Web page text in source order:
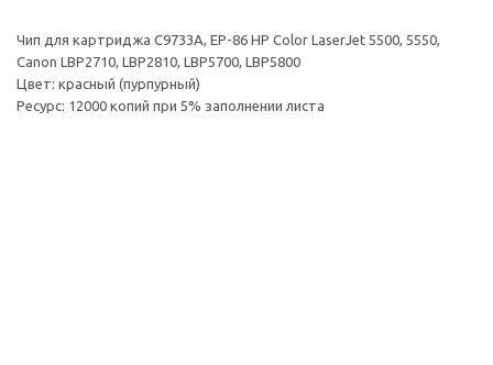
Чип для картриджа C9733A, EP-86 HP Color LaserJet 5500, 5550,
Canon LBP2710, LBP2810, LBP5700, LBP5800
Цвет: красный (пурпурный)
Ресурс: 12000 копий при 5% заполнении листа